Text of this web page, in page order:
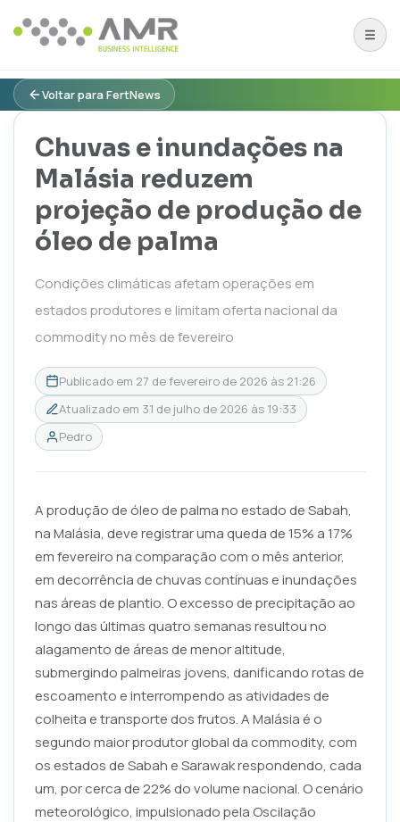
Voltar para FertNews
Chuvas e inundações na
Malásia reduzem
projeção de produção de
óleo de palma
Condições climáticas afetam operações em
estados produtores e limitam oferta nacional da
commodity no mês de fevereiro
Publicado em 27 de fevereiro de 2026 às 21:26
Atualizado em 31 de julho de 2026 às 19:33
Pedro
A produção de óleo de palma no estado de Sabah,
na Malásia, deve registrar uma queda de 15% a 17%
em fevereiro na comparação com o mês anterior,
em decorrência de chuvas contínuas e inundações
nas áreas de plantio. O excesso de precipitação ao
longo das últimas quatro semanas resultou no
alagamento de áreas de menor altitude,
submergindo palmeiras jovens, danificando rotas de
escoamento e interrompendo as atividades de
colheita e transporte dos frutos. A Malásia é o
segundo maior produtor global da commodity, com
os estados de Sabah e Sarawak respondendo, cada
um, por cerca de 22% do volume nacional. O cenário
meteorológico, impulsionado pela Oscilação